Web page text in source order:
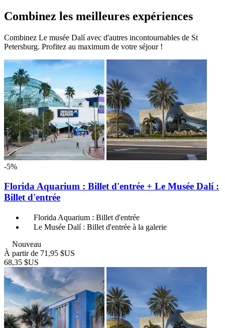
Combinez les meilleures expériences
Combinez Le musée Dalí avec d'autres incontournables de St
Petersburg. Profitez au maximum de votre séjour !
-5%
Florida Aquarium : Billet d'entrée + Le Musée Dalí :
Billet d'entrée
Florida Aquarium : Billet d'entrée
Le Musée Dalí : Billet d'entrée à la galerie
Nouveau
À partir de 71,95 $US
68,35 $US